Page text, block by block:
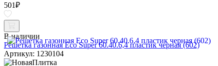
501₽
В наличии
Решетка газонная Eco Super 60.40.6,4 пластик черная (602)
Артикул: 1230104